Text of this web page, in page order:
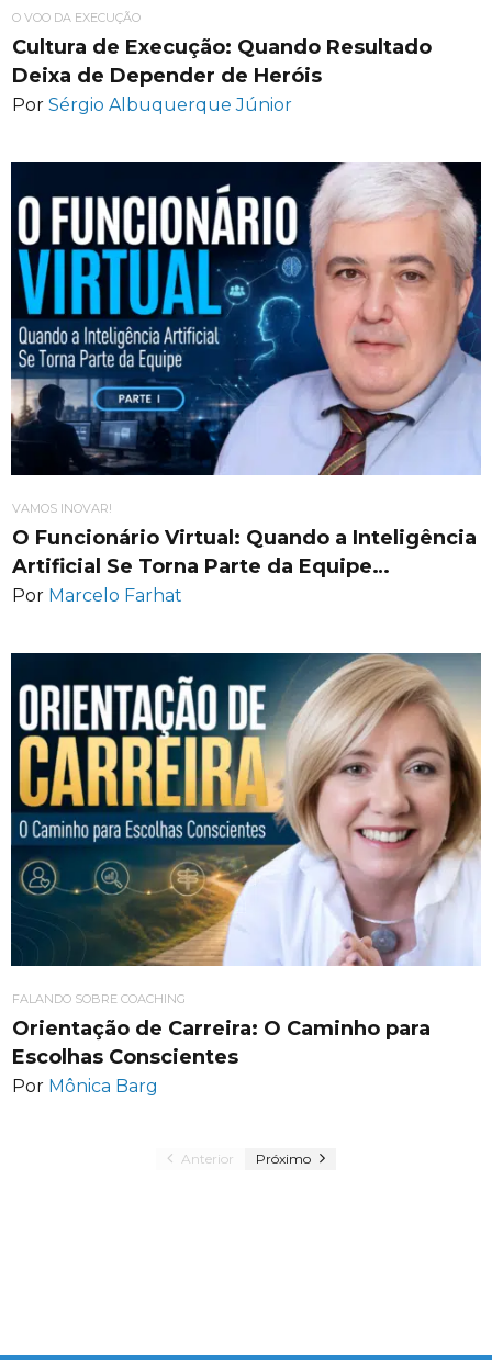
O VOO DA EXECUÇÃO
Cultura de Execução: Quando Resultado
Deixa de Depender de Heróis
Por Sérgio Albuquerque Júnior
VAMOS INOVAR!
O Funcionário Virtual: Quando a Inteligência
Artificial Se Torna Parte da Equipe…
Por Marcelo Farhat
FALANDO SOBRE COACHING
Orientação de Carreira: O Caminho para
Escolhas Conscientes
Por Mônica Barg
Anterior Próximo